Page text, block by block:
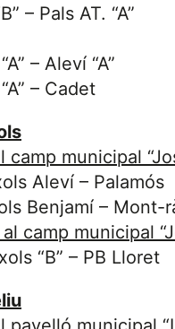
– Pals AT. “A”
– Aleví “A”
– Cadet
camp municipal
Aleví – Palamós
Benjamí – Mont-
camp municipal
“B” – PB Lloret